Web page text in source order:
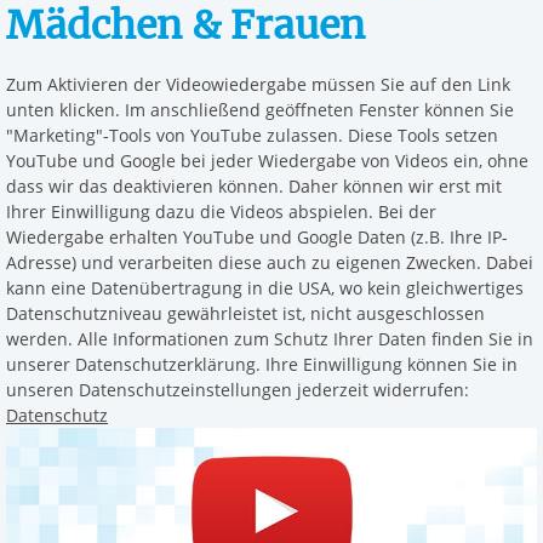
Mädchen & Frauen
Zum Aktivieren der Videowiedergabe müssen Sie auf den Link
unten klicken. Im anschließend geöffneten Fenster können Sie
"Marketing"-Tools von YouTube zulassen. Diese Tools setzen
YouTube und Google bei jeder Wiedergabe von Videos ein, ohne
dass wir das deaktivieren können. Daher können wir erst mit
Ihrer Einwilligung dazu die Videos abspielen. Bei der
Wiedergabe erhalten YouTube und Google Daten (z.B. Ihre IP-
Adresse) und verarbeiten diese auch zu eigenen Zwecken. Dabei
kann eine Datenübertragung in die USA, wo kein gleichwertiges
Datenschutzniveau gewährleistet ist, nicht ausgeschlossen
werden. Alle Informationen zum Schutz Ihrer Daten finden Sie in
unserer Datenschutzerklärung. Ihre Einwilligung können Sie in
unseren Datenschutzeinstellungen jederzeit widerrufen:
Datenschutz